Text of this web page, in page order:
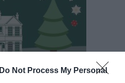
Do Not Process My Personal